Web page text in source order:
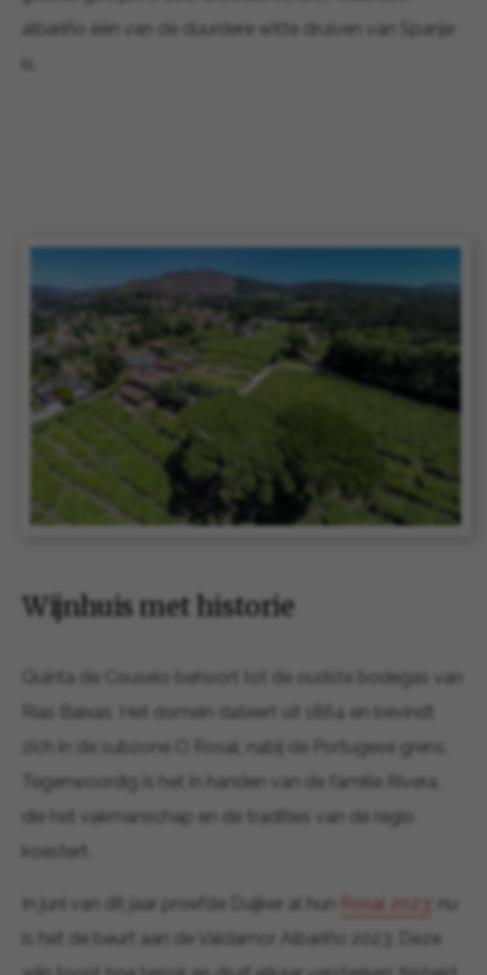
albariño één van de duurdere witte druiven van Spanje
Wijnhuis met historie
Quinta de Couselo behoort tot de oudste bodegas van
Rías Baixas. Het domein dateert uit 1864 en bevindt
zich in de subzone O Rosal, nabij de Portugese grens.
Tegenwoordig is het in handen van de familie Rivera,
die het vakmanschap en de tradities van de regio
koestert.
In juni van dit jaar proefde Duijker al hun Rosal 2023
is het de beurt aan de Valdamor Albariño 2023. Deze